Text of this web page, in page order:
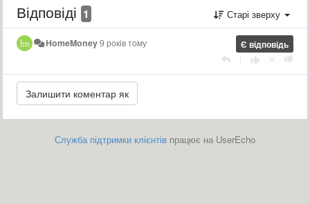
Відповіді 1 Старі зверху
Є відповідь
HomeMoney9 років тому
Служба підтримки клієнтів працює на UserEcho